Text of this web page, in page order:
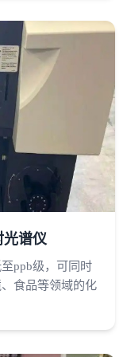
光谱仪
ppb级，可同时
食品等领域的化